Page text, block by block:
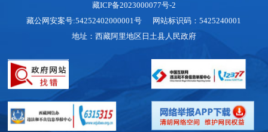
藏ICP备2023000077号-2
藏公网安案号:54252402000001号 网站标识码：5425240001
地址：西藏阿里地区日土县人民政府